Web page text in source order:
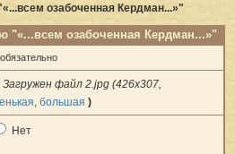
озабоченная Кердман...»"
"«...всем озабоченная Кердман...»"
Загружен файл 2.jpg (426x307,
большая )
Нет